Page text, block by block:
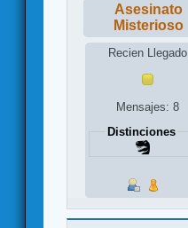
Asesinato
Misterioso
Recien Llegado
Mensajes: 8
Distinciones